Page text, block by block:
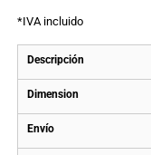
*IVA incluido
Descripción
Dimension
Envío